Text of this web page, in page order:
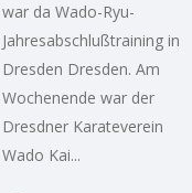
war da Wado-Ryu-
Jahresabschlußtraining in
Dresden Dresden. Am
Wochenende war der
Dresdner Karateverein
Wado Kai...